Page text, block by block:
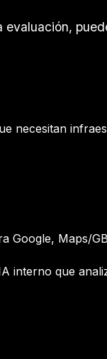
necesitan
Google, Maps/
interno que